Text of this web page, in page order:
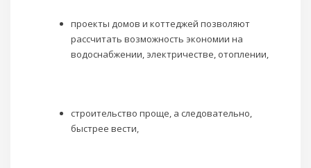
проекты домов и коттеджей позволяют
рассчитать возможность экономии на
водоснабжении, электричестве, отоплении,
строительство проще, а следовательно,
быстрее вести,